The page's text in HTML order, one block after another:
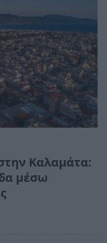
Καλαμάτα:
μέσω